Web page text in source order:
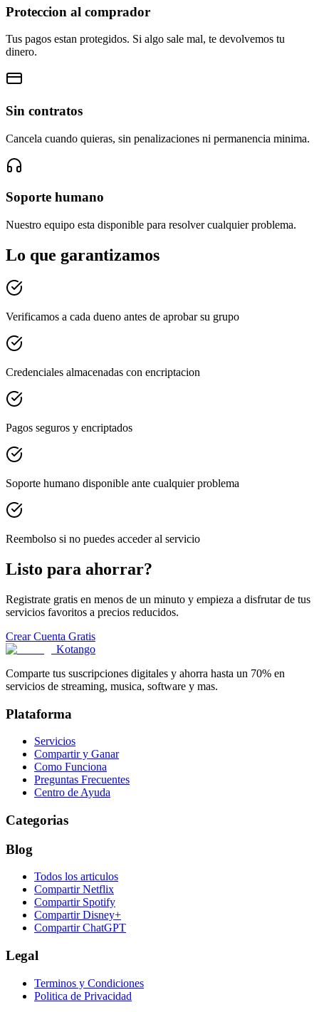
Proteccion al comprador
Tus pagos estan protegidos. Si algo sale mal, te devolvemos tu
dinero.
Sin contratos
Cancela cuando quieras, sin penalizaciones ni permanencia minima.
Soporte humano
Nuestro equipo esta disponible para resolver cualquier problema.
Lo que garantizamos
Verificamos a cada dueno antes de aprobar su grupo
Credenciales almacenadas con encriptacion
Pagos seguros y encriptados
Soporte humano disponible ante cualquier problema
Reembolso si no puedes acceder al servicio
Listo para ahorrar?
Registrate gratis en menos de un minuto y empieza a disfrutar de tus
servicios favoritos a precios reducidos.
Crear Cuenta Gratis
Kotango
Comparte tus suscripciones digitales y ahorra hasta un 70% en
servicios de streaming, musica, software y mas.
Plataforma
Servicios
Compartir y Ganar
Como Funciona
Preguntas Frecuentes
Centro de Ayuda
Categorias
Blog
Todos los articulos
Compartir Netflix
Compartir Spotify
Compartir Disney+
Compartir ChatGPT
Legal
Terminos y Condiciones
Politica de Privacidad